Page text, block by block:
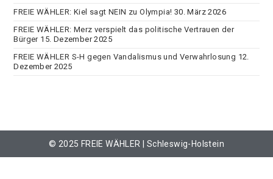
FREIE WÄHLER: Kiel sagt NEIN zu Olympia! 30. März 2026
FREIE WÄHLER: Merz verspielt das politische Vertrauen der
Bürger 15. Dezember 2025
FREIE WÄHLER S-H gegen Vandalismus und Verwahrlosung 12.
Dezember 2025
© 2025 FREIE WÄHLER | Schleswig-Holstein